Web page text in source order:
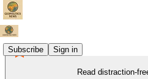
Subscribe Sign in
Read distraction-